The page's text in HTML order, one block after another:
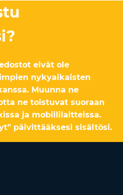
eivät ole
nykyaikaisten
Muunna ne
ne toistuvat suoraan
ja mobiililaitteissa.
päivittääksesi sisältösi.